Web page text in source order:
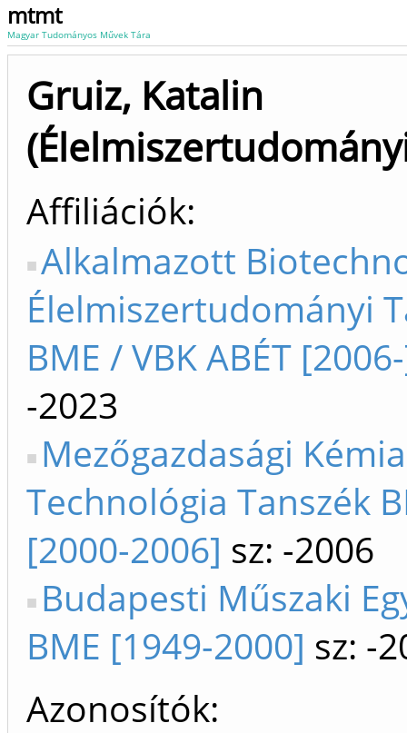
mtmt
Magyar Tudományos Művek Tára
Gruiz, Katalin
Affiliációk
Alkalmazott
Élelmiszertudományi
BME / VBK ABÉT
-2023
Mezőgazdasági
Technológia Tanszék
[2000-2006] sz: -2006
Budapesti Műszaki
BME [1949-2000] sz: -
Azonosítók